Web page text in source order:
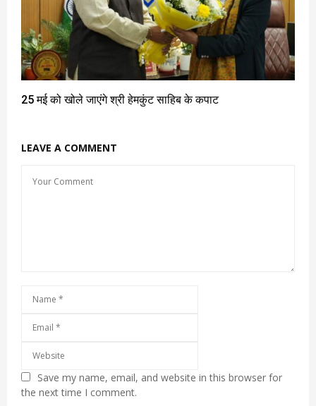
25 मई को खोले जाएंगे श्री हेमकुंट साहिब के कपाट
LEAVE A COMMENT
Save my name, email, and website in this browser for
the next time I comment.